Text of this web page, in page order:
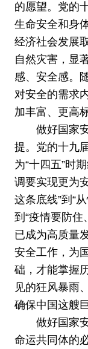
的愿望。党的
生命安全和身
经济社会发展
自然灾害，显
感、安全感。
对安全的需求
加丰富、更高
做好国家
提。党的十九
为“十四五”时
调要实现更为
这条底线”到“
到“疫情要防住
已成为高质量
安全工作，为
础，才能掌握
见的狂风暴雨
确保中国这艘
做好国家
命运共同体的